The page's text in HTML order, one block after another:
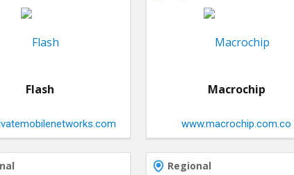
Flash Macrochip
www.macrochip.com.co
Regional